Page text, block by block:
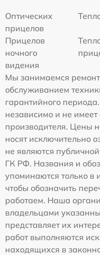
Оптических
прицелов
Прицелов
ночного
видения
Мы занимаемся
обслуживанием
гарантийного
независимо и не
производителя. Цены
носят исключительно
не являются
ГК РФ. Названия и
упоминаются только
чтобы обозначить
работаем. Наша
владельцами
представляет их
работ выполняются
находящихся в